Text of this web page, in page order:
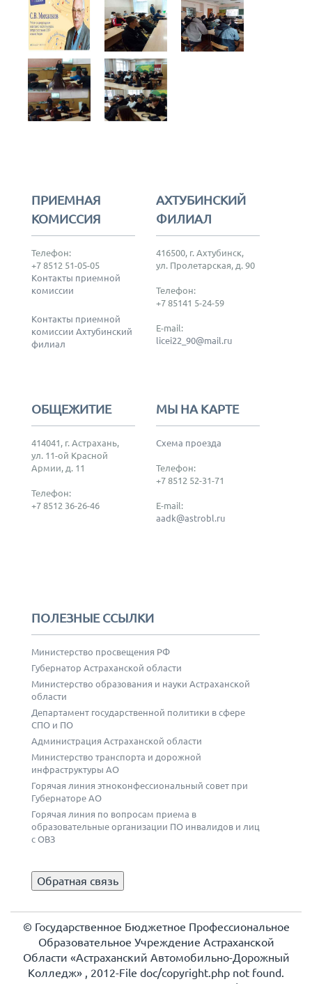
ПРИЕМНАЯ
КОМИССИЯ
Телефон:
+7 8512 51-05-05
Контакты приемной
комиссии
Контакты приемной
комиссии Ахтубинский
филиал
АХТУБИНСКИЙ
ФИЛИАЛ
416500, г. Ахтубинск,
ул. Пролетарская, д. 90
Телефон:
+7 85141 5-24-59
E-mail:
licei22_90@mail.ru
ОБЩЕЖИТИЕ
414041, г. Астрахань,
ул. 11-ой Красной
Армии, д. 11
Телефон:
+7 8512 36-26-46
МЫ НА КАРТЕ
Схема проезда
Телефон:
+7 8512 52-31-71
E-mail:
aadk@astrobl.ru
ПОЛЕЗНЫЕ ССЫЛКИ
Министерство просвещения РФ
Губернатор Астраханской области
Министерство образования и науки Астраханской
области
Департамент государственной политики в сфере
СПО и ПО
Администрация Астраханской области
Министерство транспорта и дорожной
инфраструктуры АО
Горячая линия этноконфессиональный совет при
Губернаторе АО
Горячая линия по вопросам приема в
образовательные организации ПО инвалидов и лиц
с ОВЗ
Обратная связь
© Государственное Бюджетное Профессиональное
Образовательное Учреждение Астраханской
Области «Астраханский Автомобильно-Дорожный
Колледж» , 2012-File doc/copyright.php not found.